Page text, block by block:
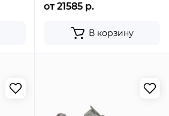
от 21585 р.
В корзину